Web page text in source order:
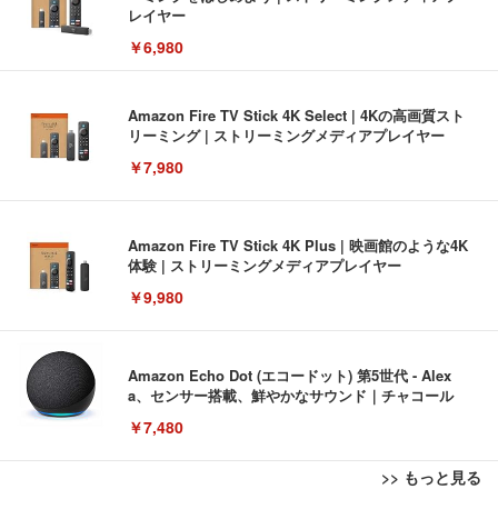
レイヤー
￥6,980
Amazon Fire TV Stick 4K Select | 4Kの高画質スト
リーミング | ストリーミングメディアプレイヤー
￥7,980
Amazon Fire TV Stick 4K Plus | 映画館のような4K
体験 | ストリーミングメディアプレイヤー
￥9,980
Amazon Echo Dot (エコードット) 第5世代 - Alex
a、センサー搭載、鮮やかなサウンド｜チャコール
￥7,480
>> もっと見る